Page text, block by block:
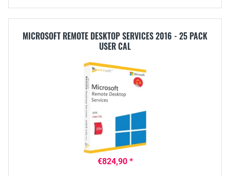
MICROSOFT REMOTE DESKTOP SERVICES 2016 - 25 PACK
USER CAL
€824,90 *